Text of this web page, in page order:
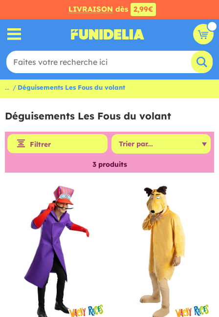
LIVRAISON dès 2,99€
... Déguisements Les Fous du volant
Déguisements Les Fous du volant
Filtrer
3produits